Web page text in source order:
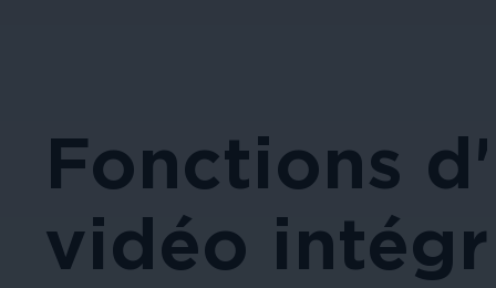
Fonctions
vidéo